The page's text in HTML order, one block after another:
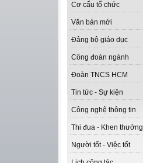
Cơ cấu tổ chức
Văn bản mới
Đảng bộ giáo dục
Công đoàn ngành
Đoàn TNCS HCM
Tin tức - Sự kiện
Công nghệ thông tin
Thi đua - Khen thưởng
Người tốt - Việc tốt